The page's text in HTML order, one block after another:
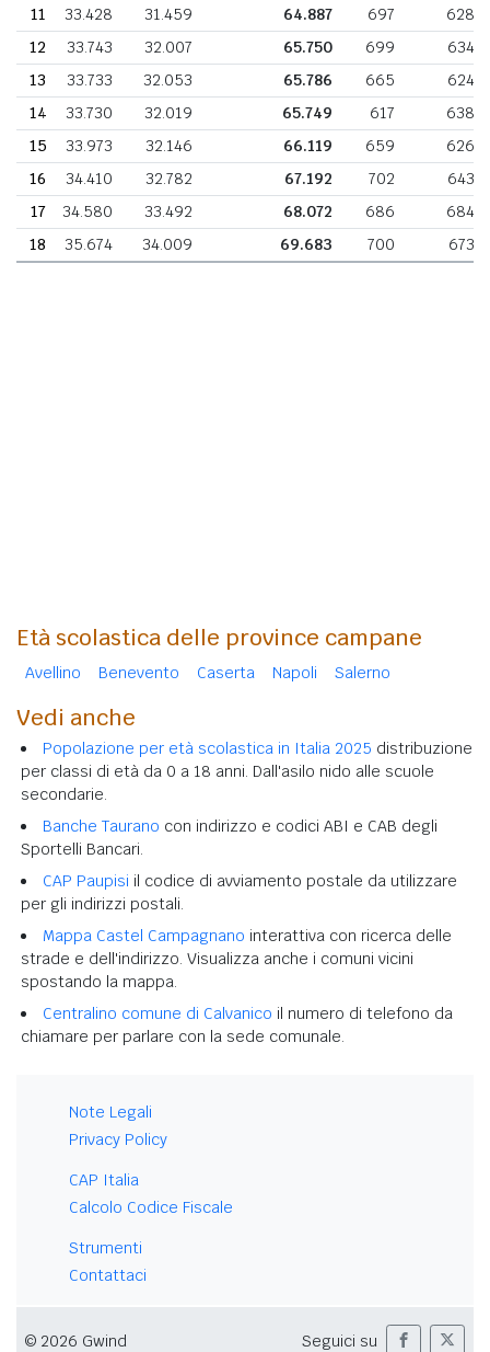
11
33.428 31.459 64.887 697 628
12
33.743 32.007 65.750 699 634
13
33.733 32.053 65.786 665 624
14
33.730 32.019 65.749 617 638
15
33.973 32.146 66.119 659 626
16
34.410 32.782 67.192 702 643
17
34.580 33.492 68.072 686 684
18
35.674 34.009 69.683 700 673
Età scolastica delle province campane
Avellino Benevento Caserta Napoli Salerno
Vedi anche
Popolazione per età scolastica in Italia 2025 distribuzione
per classi di età da 0 a 18 anni. Dall'asilo nido alle scuole
secondarie.
Banche Taurano con indirizzo e codici ABI e CAB degli
Sportelli Bancari.
CAP Paupisi il codice di avviamento postale da utilizzare
per gli indirizzi postali.
Mappa Castel Campagnano interattiva con ricerca delle
strade e dell'indirizzo. Visualizza anche i comuni vicini
spostando la mappa.
Centralino comune di Calvanico il numero di telefono da
chiamare per parlare con la sede comunale.
Note Legali
Privacy Policy
CAP Italia
Calcolo Codice Fiscale
Strumenti
Contattaci
© 2026 Gwind Seguici su